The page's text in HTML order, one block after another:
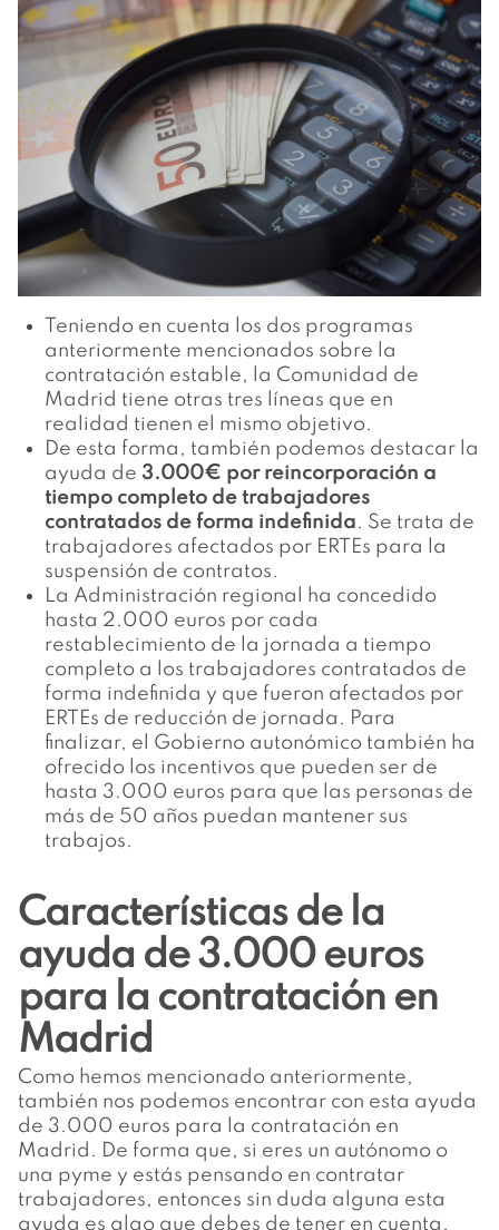
Teniendo en cuenta los dos programas
anteriormente mencionados sobre la
contratación estable, la Comunidad de
Madrid tiene otras tres líneas que en
realidad tienen el mismo objetivo.
De esta forma, también podemos destacar la
ayuda de 3.000€ por reincorporación a
tiempo completo de trabajadores
contratados de forma indefinida. Se trata de
trabajadores afectados por ERTEs para la
suspensión de contratos.
La Administración regional ha concedido
hasta 2.000 euros por cada
restablecimiento de la jornada a tiempo
completo a los trabajadores contratados de
forma indefinida y que fueron afectados por
ERTEs de reducción de jornada. Para
finalizar, el Gobierno autonómico también ha
ofrecido los incentivos que pueden ser de
hasta 3.000 euros para que las personas de
más de 50 años puedan mantener sus
trabajos.
Características de la
ayuda de 3.000 euros
para la contratación en
Madrid
Como hemos mencionado anteriormente,
también nos podemos encontrar con esta ayuda
de 3.000 euros para la contratación en
Madrid. De forma que, si eres un autónomo o
una pyme y estás pensando en contratar
trabajadores, entonces sin duda alguna esta
ayuda es algo que debes de tener en cuenta.